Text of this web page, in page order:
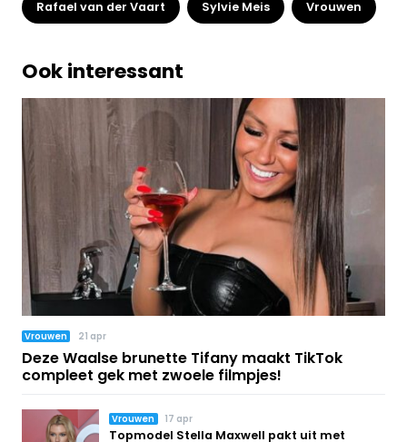
Rafael van der Vaart Sylvie Meis Vrouwen
Ook interessant
Vrouwen 21 apr
Deze Waalse brunette Tifany maakt TikTok
compleet gek met zwoele filmpjes!
Vrouwen 17 apr
Topmodel Stella Maxwell pakt uit met